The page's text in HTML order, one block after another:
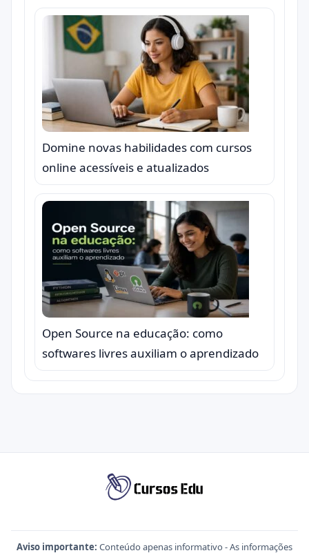
Domine novas habilidades com cursos
online acessíveis e atualizados
Open Source na educação: como
softwares livres auxiliam o aprendizado
Aviso importante: Conteúdo apenas informativo - As informações